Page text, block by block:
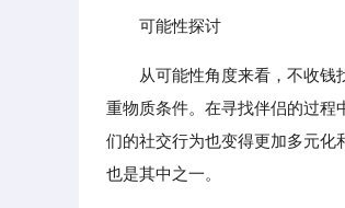
可能性探讨
从可能性角度来看，不收
重物质条件。在寻找伴侣的过程
们的社交行为也变得更加多元化
也是其中之一。